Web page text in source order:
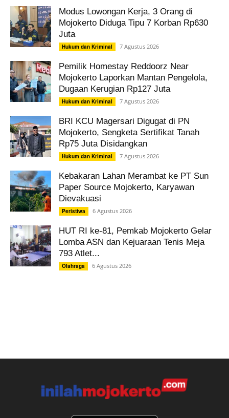
Modus Lowongan Kerja, 3 Orang di
Mojokerto Diduga Tipu 7 Korban Rp630
Juta
Hukum dan Kriminal 7 Agustus 2026
Pemilik Homestay Reddoorz Near
Mojokerto Laporkan Mantan Pengelola,
Dugaan Kerugian Rp127 Juta
Hukum dan Kriminal 7 Agustus 2026
BRI KCU Magersari Digugat di PN
Mojokerto, Sengketa Sertifikat Tanah
Rp75 Juta Disidangkan
Hukum dan Kriminal 7 Agustus 2026
Kebakaran Lahan Merambat ke PT Sun
Paper Source Mojokerto, Karyawan
Dievakuasi
Peristiwa 6 Agustus 2026
HUT RI ke-81, Pemkab Mojokerto Gelar
Lomba ASN dan Kejuaraan Tenis Meja
793 Atlet...
Olahraga 6 Agustus 2026